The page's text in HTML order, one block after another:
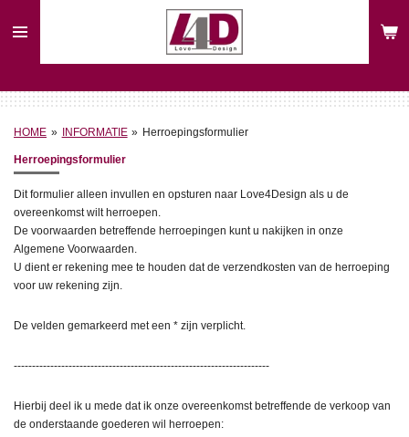
direct
hoofdinhoud
HOME » INFORMATIE » Herroepingsformulier
Herroepingsformulier
Dit formulier alleen invullen en opsturen naar Love4Design als u de
overeenkomst wilt herroepen.
De voorwaarden betreffende herroepingen kunt u nakijken in onze
Algemene Voorwaarden.
U dient er rekening mee te houden dat de verzendkosten van de herroeping
voor uw rekening zijn.
De velden gemarkeerd met een * zijn verplicht.
----------------------------------------------------------------------
Hierbij deel ik u mede dat ik onze overeenkomst betreffende de verkoop van
de onderstaande goederen wil herroepen: